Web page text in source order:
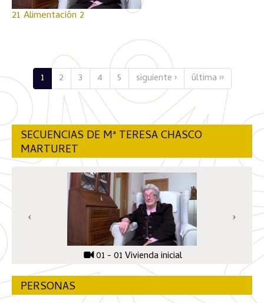
21 Alimentación 2
1 2 3 4 5 siguiente › última ››
SECUENCIAS DE Mª TERESA CHASCO
MARTURET
01 - 01 Vivienda inicial
PERSONAS